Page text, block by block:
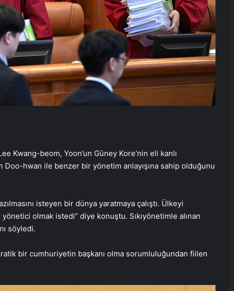
Kwang-beom, Yoon’un Güney Kore’nin eli kanlı
hwan ile benzer bir yönetim anlayışına sahip olduğunu
isteyen bir dünya yaratmaya çalıştı. Ülkeyi
olmak istedi” diye konuştu. Sıkıyönetimle alınan
söyledi.
bir cumhuriyetin başkanı olma sorumluluğundan fiilen